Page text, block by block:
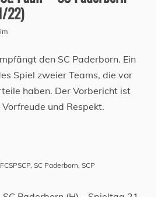
22)
den SC Paderborn. Ein
Spiel zweier Teams, die vor
haben. Der Vorbericht ist
und Respekt.
FCSPSCP, SC Paderborn, SCP